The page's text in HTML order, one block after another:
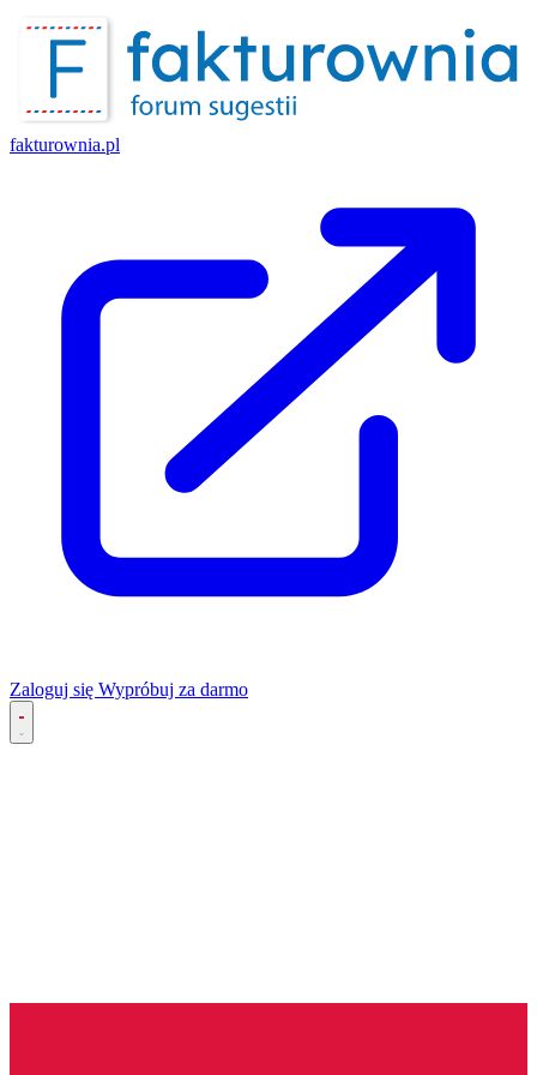
fakturownia.pl
Zaloguj się Wypróbuj za darmo